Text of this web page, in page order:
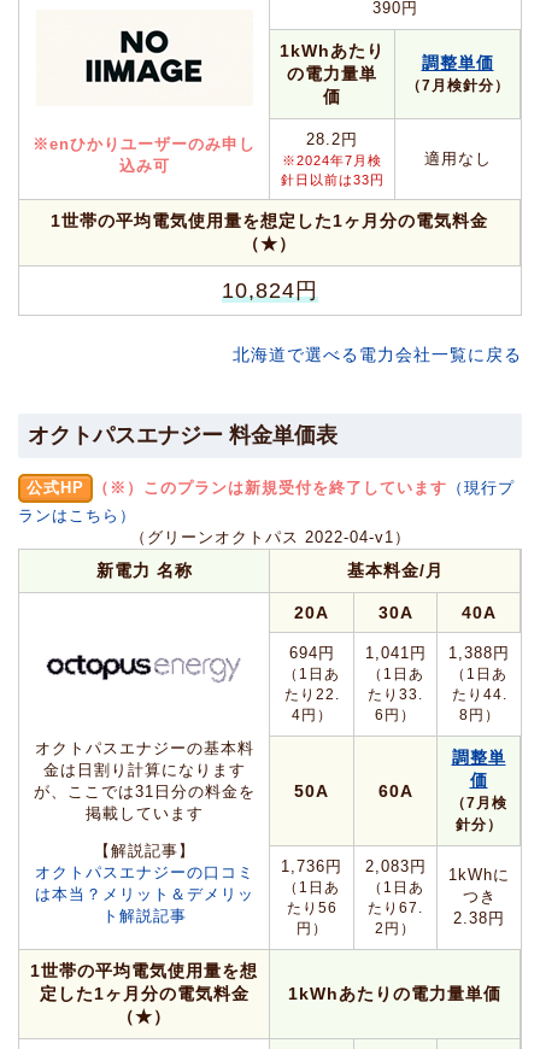
※enひかりユーザーのみ申し
込み可
390円
1kWhあたり
の電力量単
価
調整単価
（7月検針分）
28.2円
※2024年7月検
針日以前は33円
適用なし
1世帯の平均電気使用量を想定した1ヶ月分の電気料金
（★）
10,824円
北海道で選べる電力会社一覧に戻る
オクトパスエナジー 料金単価表
公式HP （※）このプランは新規受付を終了しています （現行プ
ランはこちら）
（グリーンオクトパス 2022-04-v1）
新電力 名称 基本料金/月
オクトパスエナジーの基本料
金は日割り計算になります
が、ここでは31日分の料金を
掲載しています
【解説記事】
オクトパスエナジーの口コミ
は本当？メリット＆デメリッ
ト解説記事
20A 30A 40A
694円
（1日あ
たり22.
4円）
1,041円
（1日あ
たり33.
6円）
1,388円
（1日あ
たり44.
8円）
50A 60A
調整単
価
（7月検
針分）
1,736円
（1日あ
たり56
円）
2,083円
（1日あ
たり67.
2円）
1kWhに
つき
2.38円
1世帯の平均電気使用量を想
定した1ヶ月分の電気料金
（★）
1kWhあたりの電力量単価